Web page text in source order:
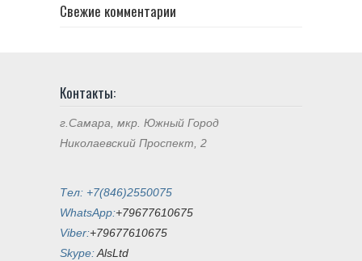
Свежие комментарии
Контакты:
г.Самара, мкр. Южный Город
Николаевский Проспект, 2
Тел: +7(846)2550075
WhatsApp:+79677610675
Viber:+79677610675
Skype:AlsLtd